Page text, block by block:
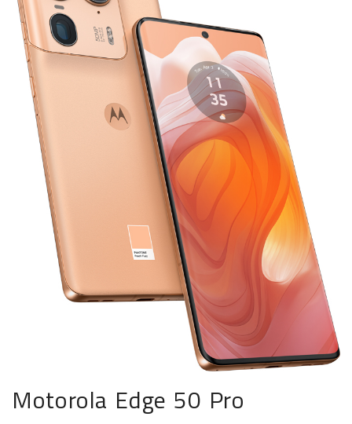
Motorola Edge 50 Pro